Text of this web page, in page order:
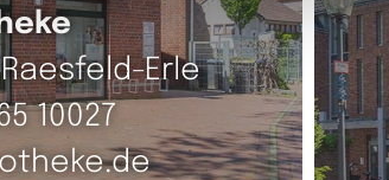
Er­le
10027